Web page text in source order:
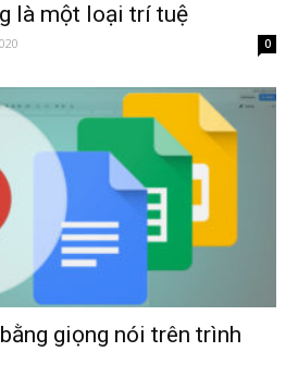
là một loại trí tuệ
0
giọng nói trên trình